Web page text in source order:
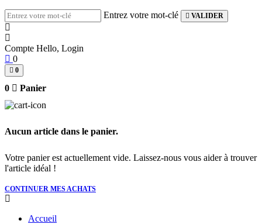
Entrez votre mot-clé VALIDER
Compte Hello, Login
0
0
0 Panier
Aucun article dans le panier.
Votre panier est actuellement vide. Laissez-nous vous aider à trouver
l'article idéal !
CONTINUER MES ACHATS
Accueil